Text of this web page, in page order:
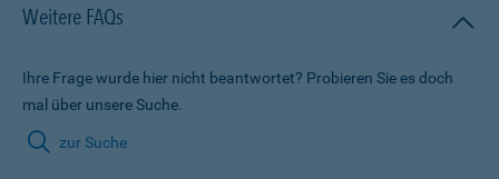
Weitere FAQs
Ihre Frage wurde hier nicht beantwortet? Probieren Sie es doch
mal über unsere Suche.
zur Suche